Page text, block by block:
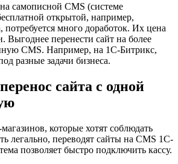
самописной CMS (системе
открытой, например,
потребуется много доработок. Их цена
Выгоднее перенести сайт на более
CMS. Например, на 1С-Битрикс,
разные задачи бизнеса.
сайта с одной
которые хотят соблюдать
легально, переводят сайты на CMS 1С-
позволяет быстро подключить кассу.